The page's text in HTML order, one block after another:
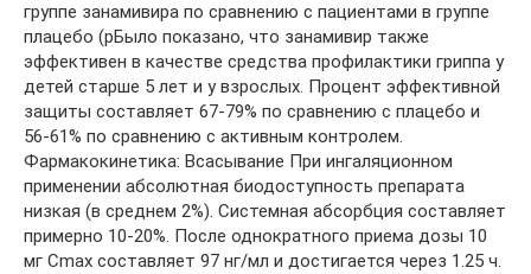
группе занамивира по сравнению с пациентами в группе
плацебо (рБыло показано, что занамивир также
эффективен в качестве средства профилактики гриппа у
детей старше 5 лет и у взрослых. Процент эффективной
защиты составляет 67-79% по сравнению с плацебо и
56-61% по сравнению с активным контролем.
Фармакокинетика: Всасывание При ингаляционном
применении абсолютная биодоступность препарата
низкая (в среднем 2%). Системная абсорбция составляет
примерно 10-20%. После однократного приема дозы 10
мг Cmax составляет 97 нг/мл и достигается через 1.25 ч.